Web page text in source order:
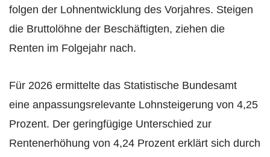
folgen der Lohnentwicklung des Vorjahres. Steigen
die Bruttolöhne der Beschäftigten, ziehen die
Renten im Folgejahr nach.
Für 2026 ermittelte das Statistische Bundesamt
eine anpassungsrelevante Lohnsteigerung von 4,25
Prozent. Der geringfügige Unterschied zur
Rentenerhöhung von 4,24 Prozent erklärt sich durch